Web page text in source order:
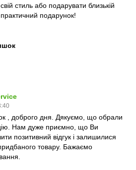
стиль або подарувати близькій
подарунок!
, доброго дня. Дякуємо, що обрали
Нам дуже приємно, що Ви
позитивний відгук і залишилися
товару. Бажаємо